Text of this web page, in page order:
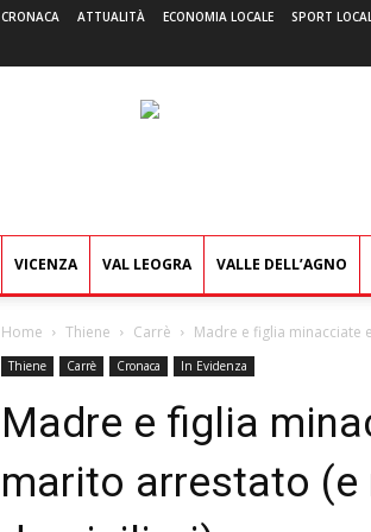
CRONACA ATTUALITÀ ECONOMIA LOCALE SPORT
VICENZA VAL LEOGRA VALLE DELL’AGNO
Home Thiene Carrè Madre e figlia minacciate
Thiene Carrè Cronaca In Evidenza
Madre e figlia
marito arrestato